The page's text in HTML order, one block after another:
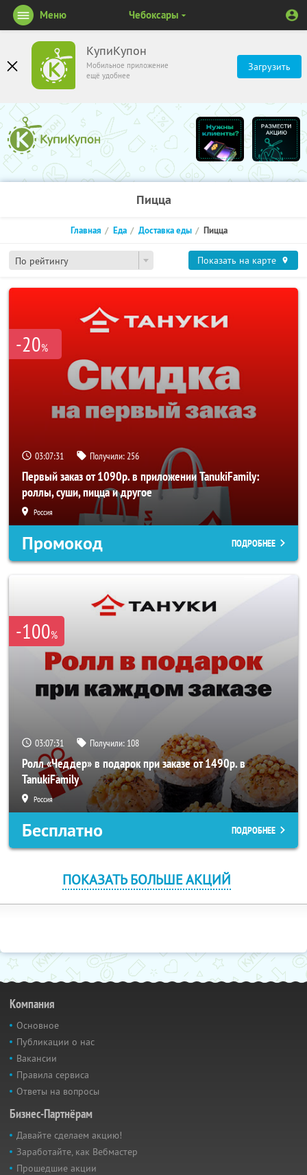
КупиКупон
Мобильное приложение
ещё удобнее
Загрузить
Меню Чебоксары
Пицца
По рейтингу
Главная Еда Доставка еды Пицца
Показать на карте
-20%
03:07:31 Получили:256
Первый заказ от 1090р. в приложении TanukiFamily:
роллы, суши, пицца и другое
Россия
Промокод ПОДРОБНЕЕ
-100%
03:07:31 Получили: 108
Ролл «Чеддер» в подарок при заказе от 1490р. в
TanukiFamily
Россия
Бесплатно ПОДРОБНЕЕ
ПОКАЗАТЬ БОЛЬШЕ АКЦИЙ
Компания
Основное
Публикации о нас
Вакансии
Правила сервиса
Ответы на вопросы
Бизнес-Партнёрам
Давайте сделаем акцию!
Заработайте, как Вебмастер
Прошедшие акции